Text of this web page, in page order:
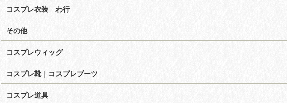
コスプレ衣装 わ行
その他
コスプレウィッグ
コスプレ靴｜コスプレブーツ
コスプレ道具